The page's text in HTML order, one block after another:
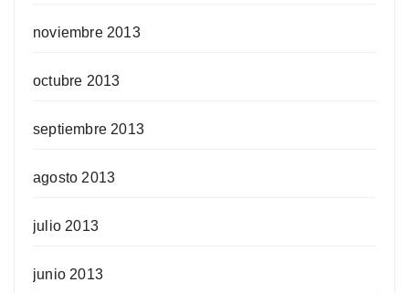
noviembre 2013
octubre 2013
septiembre 2013
agosto 2013
julio 2013
junio 2013